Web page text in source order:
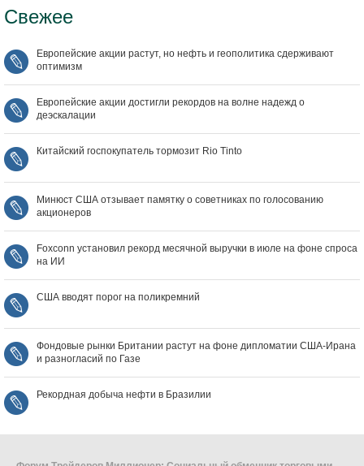
Свежее
Европейские акции растут, но нефть и геополитика сдерживают
оптимизм
Европейские акции достигли рекордов на волне надежд о
деэскалации
Китайский госпокупатель тормозит Rio Tinto
Минюст США отзывает памятку о советниках по голосованию
акционеров
Foxconn установил рекорд месячной выручки в июле на фоне спроса
на ИИ
США вводят порог на поликремний
Фондовые рынки Британии растут на фоне дипломатии США‑Ирана
и разногласий по Газе
Рекордная добыча нефти в Бразилии